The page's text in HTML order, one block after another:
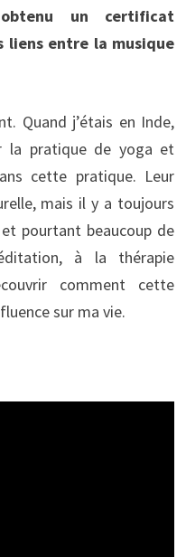
un certificat
liens entre la musique
Quand j’étais en Inde,
la pratique de yoga et
cette pratique. Leur
mais il y a toujours
pourtant beaucoup de
à la thérapie
comment cette
sur ma vie.